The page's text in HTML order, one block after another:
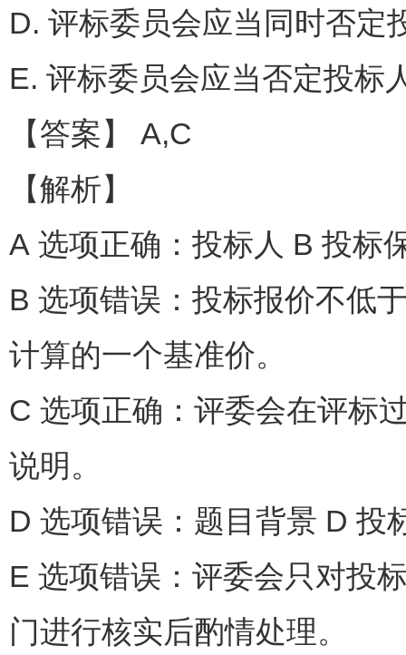
D. 评标委员会应当同时否定
E. 评标委员会应当否定投标
【答案】 A,C
【解析】
A 选项正确：投标人 B 投标
B 选项错误：投标报价不低
计算的一个基准价。
C 选项正确：评委会在评标
说明。
D 选项错误：题目背景 D 投
E 选项错误：评委会只对投
门进行核实后酌情处理。